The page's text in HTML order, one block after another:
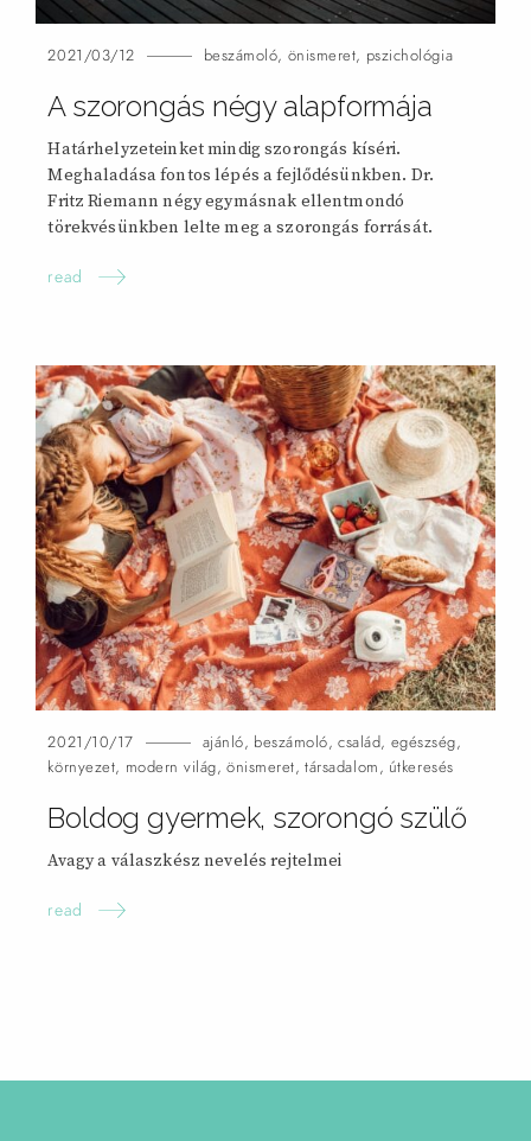
2021/03/12 beszámoló, önismeret, pszichológia
A szorongás négy alapformája
Határhelyzeteinket mindig szorongás kíséri.
Meghaladása fontos lépés a fejlődésünkben. Dr.
Fritz Riemann négy egymásnak ellentmondó
törekvésünkben lelte meg a szorongás forrását.
read
2021/10/17 ajánló, beszámoló,család, egészség,
környezet, modern világ,önismeret,társadalom, útkeresés
Boldog gyermek, szorongó szülő
Avagy a válaszkész nevelés rejtelmei
read